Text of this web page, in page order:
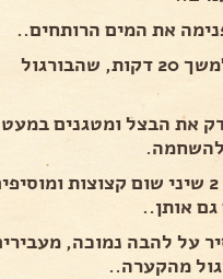
את המים הרותחים..
מכסים למשך 20 דקות, שהבורגול
את הבצל ומטגנים במעט
מוסיפים 2 שיני שום קצוצות
אותן..
על להבה נמוכה,
מהקערה..